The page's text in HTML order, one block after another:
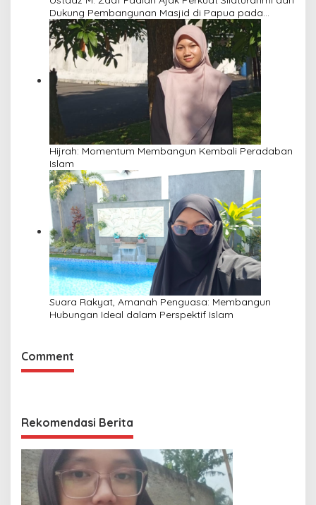
Dukung Pembangunan Masjid di Papua pada
Pengajian Yayasan Alimbas Insan Cita
Hijrah: Momentum Membangun Kembali Peradaban
Islam
Suara Rakyat, Amanah Penguasa: Membangun
Hubungan Ideal dalam Perspektif Islam
Comment
Rekomendasi Berita